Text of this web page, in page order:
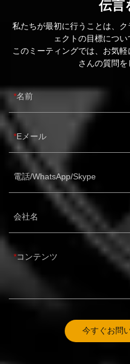
実施する場合、一般的な自己
れます。過去の情報と実際の
により、著者は、スプレー式
ルの前処理が、他の前処理装
ミニウム合金ホイールに確
在、一般的に使用されている
ル研削装置には、主にアング
ー、エアグラインダーなどが
を選択する必要があります。
パイプ溝のある機械設備の場
画を解決し、コーナー研削盤
部品を解決し、空気圧ヘッド
解決するための処理装置とし
る廃棄物は、作業者が負傷し
範囲ははるかに広いです。適
インダーを設置する必要が
に、ホイールを徹底的に検査
定し、適切な研磨計画を作成
ルミホイールは、研磨が終了
確保し、美的外観を向上させ
ことを確認するために、二次
車用アルミホイール塗装ライ
アルミ合金ホイール塗装工程
アルミ合金ホイールに粉体塗
伝言
私たちが最初に行うことは、
ェクトの目標につい
このミーティングでは、お気
さんの質問を
名前
Eメール
電話/WhatsApp/Skype
会社名
コンテンツ
今すぐお問